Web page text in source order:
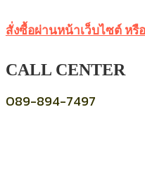
สั่งซื้อผ่านหน้าเว็บไซต์ หรื
CALL CENTER
089-894-7497